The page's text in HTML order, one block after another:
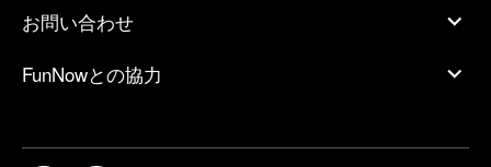
お問い合わせ
FunNowとの協力